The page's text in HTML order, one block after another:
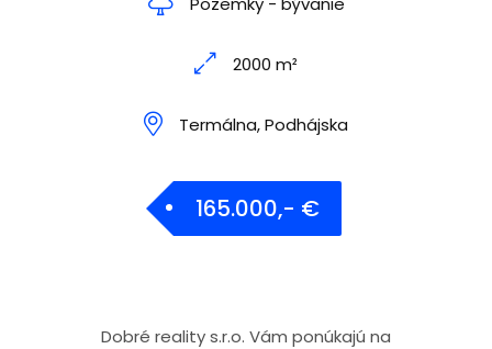
2000 m²
Termálna, Podhájska
165.000,- €
Dobré reality s.r.o. Vám ponúkajú na